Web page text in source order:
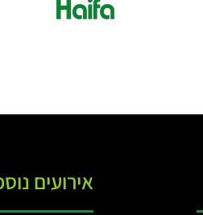
אירועים